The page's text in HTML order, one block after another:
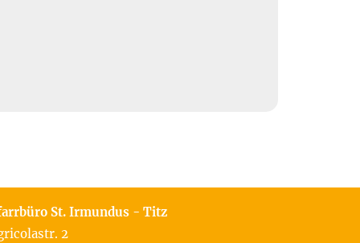
St. Irmundus - Titz
2